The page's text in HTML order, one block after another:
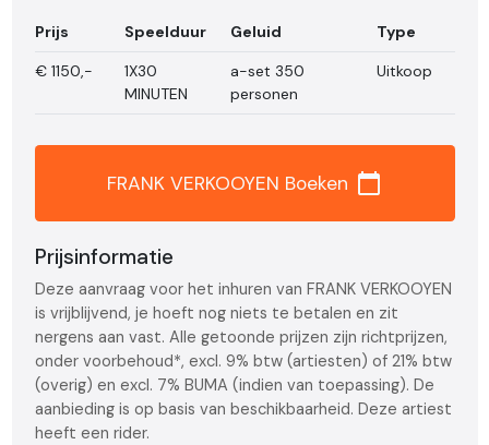
Prijs Speelduur Geluid
Type
€ 1150,-
1X30
MINUTEN
a-set 350
personen
Uitkoop
FRANK VERKOOYEN Boeken calendar_today
Prijsinformatie
Deze aanvraag voor het inhuren van FRANK VERKOOYEN
is vrijblijvend, je hoeft nog niets te betalen en zit
nergens aan vast. Alle getoonde prijzen zijn richtprijzen,
onder voorbehoud*, excl. 9% btw (artiesten) of 21% btw
(overig) en excl. 7% BUMA (indien van toepassing). De
aanbieding is op basis van beschikbaarheid. Deze artiest
heeft een rider.